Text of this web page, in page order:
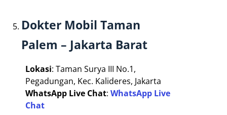
Dokter Mobil Taman
Palem – Jakarta Barat
Lokasi: Taman Surya III No.1,
Pegadungan, Kec. Kalideres, Jakarta
WhatsApp Live Chat: WhatsApp Live
Chat